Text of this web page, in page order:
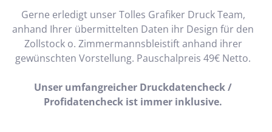
Gerne erledigt unser Tolles Grafiker Druck Team,
anhand Ihrer übermittelten Daten ihr Design für den
Zollstock o. Zimmermannsbleistift anhand ihrer
gewünschten Vorstellung. Pauschalpreis 49€ Netto.
Unser umfangreicher Druckdatencheck /
Profidatencheck ist immer inklusive.